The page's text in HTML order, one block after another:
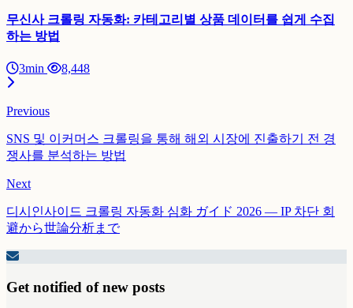
무신사 크롤링 자동화: 카테고리별 상품 데이터를 쉽게 수집
하는 방법
3min 8,448
Previous
SNS 및 이커머스 크롤링을 통해 해외 시장에 진출하기 전 경
쟁사를 분석하는 방법
Next
디시인사이드 크롤링 자동화 심화 ガイド 2026 — IP 차단 회
避から世論分析まで
Get notified of new posts